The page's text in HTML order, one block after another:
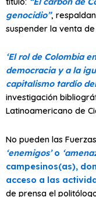
genocidio”,
suspender la venta
‘El rol de Colombia
democracia y a la
capitalismo tardío del
investigación
Latinoamericano de
No pueden las
‘enemigos’o
campesinos(as),
acceso a las
de prensa el